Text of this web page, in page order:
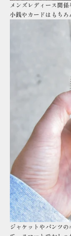
メンズレディース関
小銭やカードはもちろ
ジャケットやパンツ